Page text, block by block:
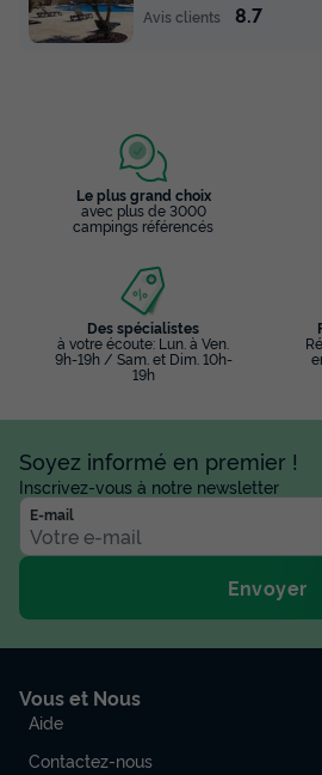
MOBILHOME 6 personnes
Riviera 32m² - 3
Terrasse semi-couverte
MOBILHOME 6 personnes - MH
chambres+ terrasse semi-couverte
Meilleur prix pour 7 nuits
Voir les
Avis clients
8.7
Le plus grand choix
avec plus de 3000
campings référencés
Des spécialistes
à votre écoute: Lun. à Ven.
9h-19h / Sam. et Dim. 10h-
19h
Soyez informé en premier !
Inscrivez-vous à notre newsletter
E-mail
Envoyer
Vous et Nous
Aide
Contactez-nous